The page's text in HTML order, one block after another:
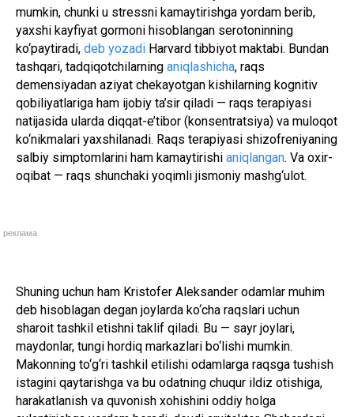
mumkin, chunki u stressni kamaytirishga yordam berib,
yaxshi kayfiyat gormoni hisoblangan serotoninning
ko‘paytiradi, deb yozadi Harvard tibbiyot maktabi. Bundan
tashqari, tadqiqotchilarning aniqlashicha, raqs
demensiyadan aziyat chekayotgan kishilarning kognitiv
qobiliyatlariga ham ijobiy ta’sir qiladi — raqs terapiyasi
natijasida ularda diqqat-e’tibor (konsentratsiya) va muloqot
ko‘nikmalari yaxshilanadi. Raqs terapiyasi shizofreniyaning
salbiy simptomlarini ham kamaytirishi aniqlangan. Va oxir-
oqibat — raqs shunchaki yoqimli jismoniy mashg‘ulot.
реклама
Shuning uchun ham Kristofer Aleksander odamlar muhim
deb hisoblagan degan joylarda ko‘cha raqslari uchun
sharoit tashkil etishni taklif qiladi. Bu — sayr joylari,
maydonlar, tungi hordiq markazlari bo‘lishi mumkin.
Makonning to‘g‘ri tashkil etilishi odamlarga raqsga tushish
istagini qaytarishga va bu odatning chuqur ildiz otishiga,
harakatlanish va quvonish xohishini oddiy holga